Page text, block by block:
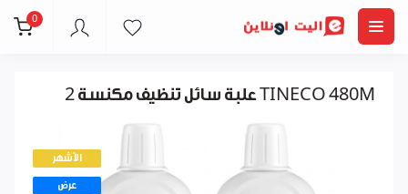
0
2 علبة سائل تنظيف مكنسة TINECO 480M
الأشهر
عرض